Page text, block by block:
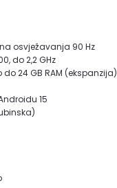
osvježavanja 90 Hz
do 2,2 GHz
do 24 GB RAM (ekspanzija)
15